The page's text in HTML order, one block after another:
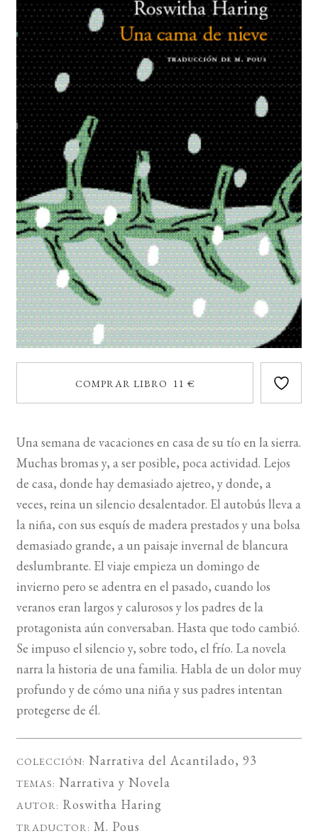
BUSCAR
LISTA DE LIBROS
COMPRAR LIBRO 11 €
Una semana de vacaciones en casa de su tío en la sierra.
Muchas bromas y, a ser posible, poca actividad. Lejos
de casa, donde hay demasiado ajetreo, y donde, a
veces, reina un silencio desalentador. El autobús lleva a
la niña, con sus esquís de madera prestados y una bolsa
demasiado grande, a un paisaje invernal de blancura
deslumbrante. El viaje empieza un domingo de
invierno pero se adentra en el pasado, cuando los
veranos eran largos y calurosos y los padres de la
protagonista aún conversaban. Hasta que todo cambió.
Se impuso el silencio y, sobre todo, el frío. La novela
narra la historia de una familia. Habla de un dolor muy
profundo y de cómo una niña y sus padres intentan
protegerse de él.
COLECCIÓN: Narrativa del Acantilado, 93
TEMAS: Narrativa y Novela
AUTOR: Roswitha Haring
TRADUCTOR: M. Pous